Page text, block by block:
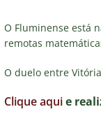
O Fluminense está
remotas
O duelo entre
Clique aquie